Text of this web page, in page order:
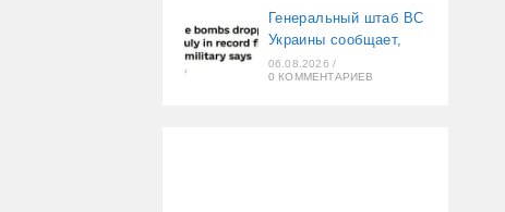
Генеральный штаб ВС
Украины сообщает,
06.08.2026 /
0 КОММЕНТАРИЕВ